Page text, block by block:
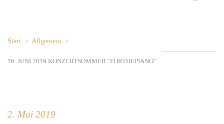
Start > Allgemein >
16. JUNI 2019 KONZERTSOMMER "FORTHEPIANO"
2. Mai 2019